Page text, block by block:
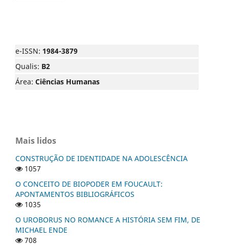
e-ISSN: 1984-3879
Qualis: B2
Área: Ciências Humanas
Mais lidos
CONSTRUÇÃO DE IDENTIDADE NA ADOLESCÊNCIA
1057
O CONCEITO DE BIOPODER EM FOUCAULT:
APONTAMENTOS BIBLIOGRÁFICOS
1035
O UROBORUS NO ROMANCE A HISTÓRIA SEM FIM, DE
MICHAEL ENDE
708